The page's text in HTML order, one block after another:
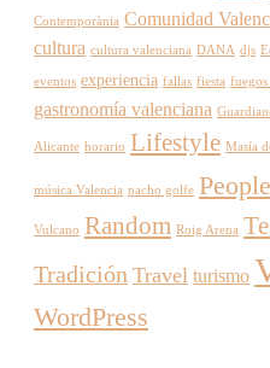
Contemporània Comunidad
cultura cultura valenciana DANA djs
eventos experiencia fallas fiesta
gastronomía valenciana
Alicante horario Lifestyle Masía
música Valencia nacho golfe People
Vulcano Random Roig Arena
Tradición Travel turismo
WordPress